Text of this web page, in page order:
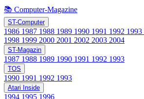
📚 Computer-Magazine
ST-Computer
1986 1987 1988 1989 1990 1991 1992 1993
1998 1999 2000 2001 2002 2003 2004
ST-Magazin
1987 1988 1989 1990 1991 1992 1993
TOS
1990 1991 1992 1993
Atari Inside
1994 1995 1996